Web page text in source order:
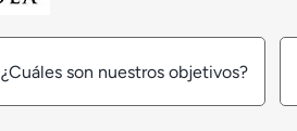
¿Cuáles son nuestros objetivos?